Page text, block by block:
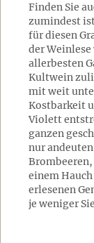
Finden Sie
zumindest
für diesen
der
allerbesten
Kultwein
mit weit
Kostbarkeit
Violett
ganzen
nur
einem
erlesenen
je weniger